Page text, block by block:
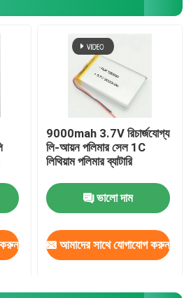
করুন
9000mah 3.7V রিচার্জযোগ্য
লি-আয়ন পলিমার সেল 1C
লিথিয়াম পলিমার ব্যাটারি
ভালো দাম
আমাদের সাথে যোগাযোগ করুন